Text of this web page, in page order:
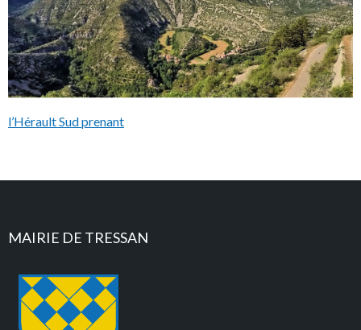
l’Hérault Sud prenant
MAIRIE DE TRESSAN